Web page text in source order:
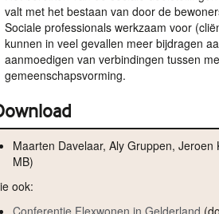
valt met het bestaan van door de
Sociale professionals werkzaam voor
kunnen in veel gevallen meer bijdragen
aanmoedigen van verbindingen tussen
gemeenschapsvorming.
Maarten Davelaar, Aly Gruppen, Jeroen
MB)
ook:
Conferentie Flexwonen in Gelderland